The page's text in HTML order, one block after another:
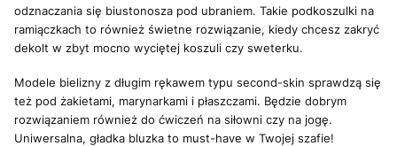
odznaczania się biustonosza pod ubraniem. Takie podkoszulki na
ramiączkach to również świetne rozwiązanie, kiedy chcesz zakryć
dekolt w zbyt mocno wyciętej koszuli czy sweterku.
Modele bielizny z długim rękawem typu second-skin sprawdzą się
też pod żakietami, marynarkami i płaszczami. Będzie dobrym
rozwiązaniem również do ćwiczeń na siłowni czy na jogę.
Uniwersalna, gładka bluzka to must-have w Twojej szafie!